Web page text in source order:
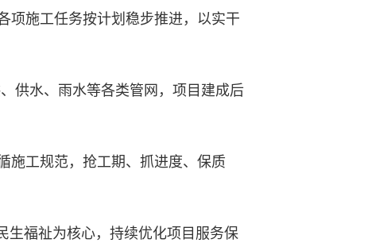
项施工任务按计划稳步推进，以实干
供水、雨水等各类管网，项目建成后
工规范，抢工期、抓进度、保质
福祉为核心，持续优化项目服务保